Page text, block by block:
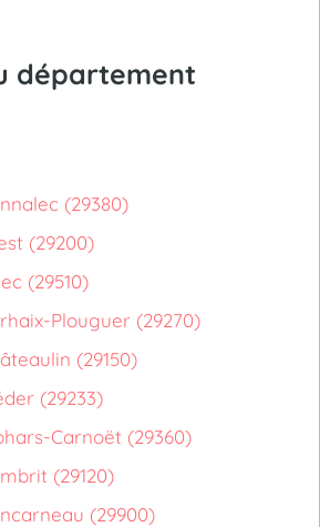
département
(29380)
(29200)
(29510)
Plouguer (29270)
(29150)
(29233)
Carnoët (29360)
(29120)
(29900)